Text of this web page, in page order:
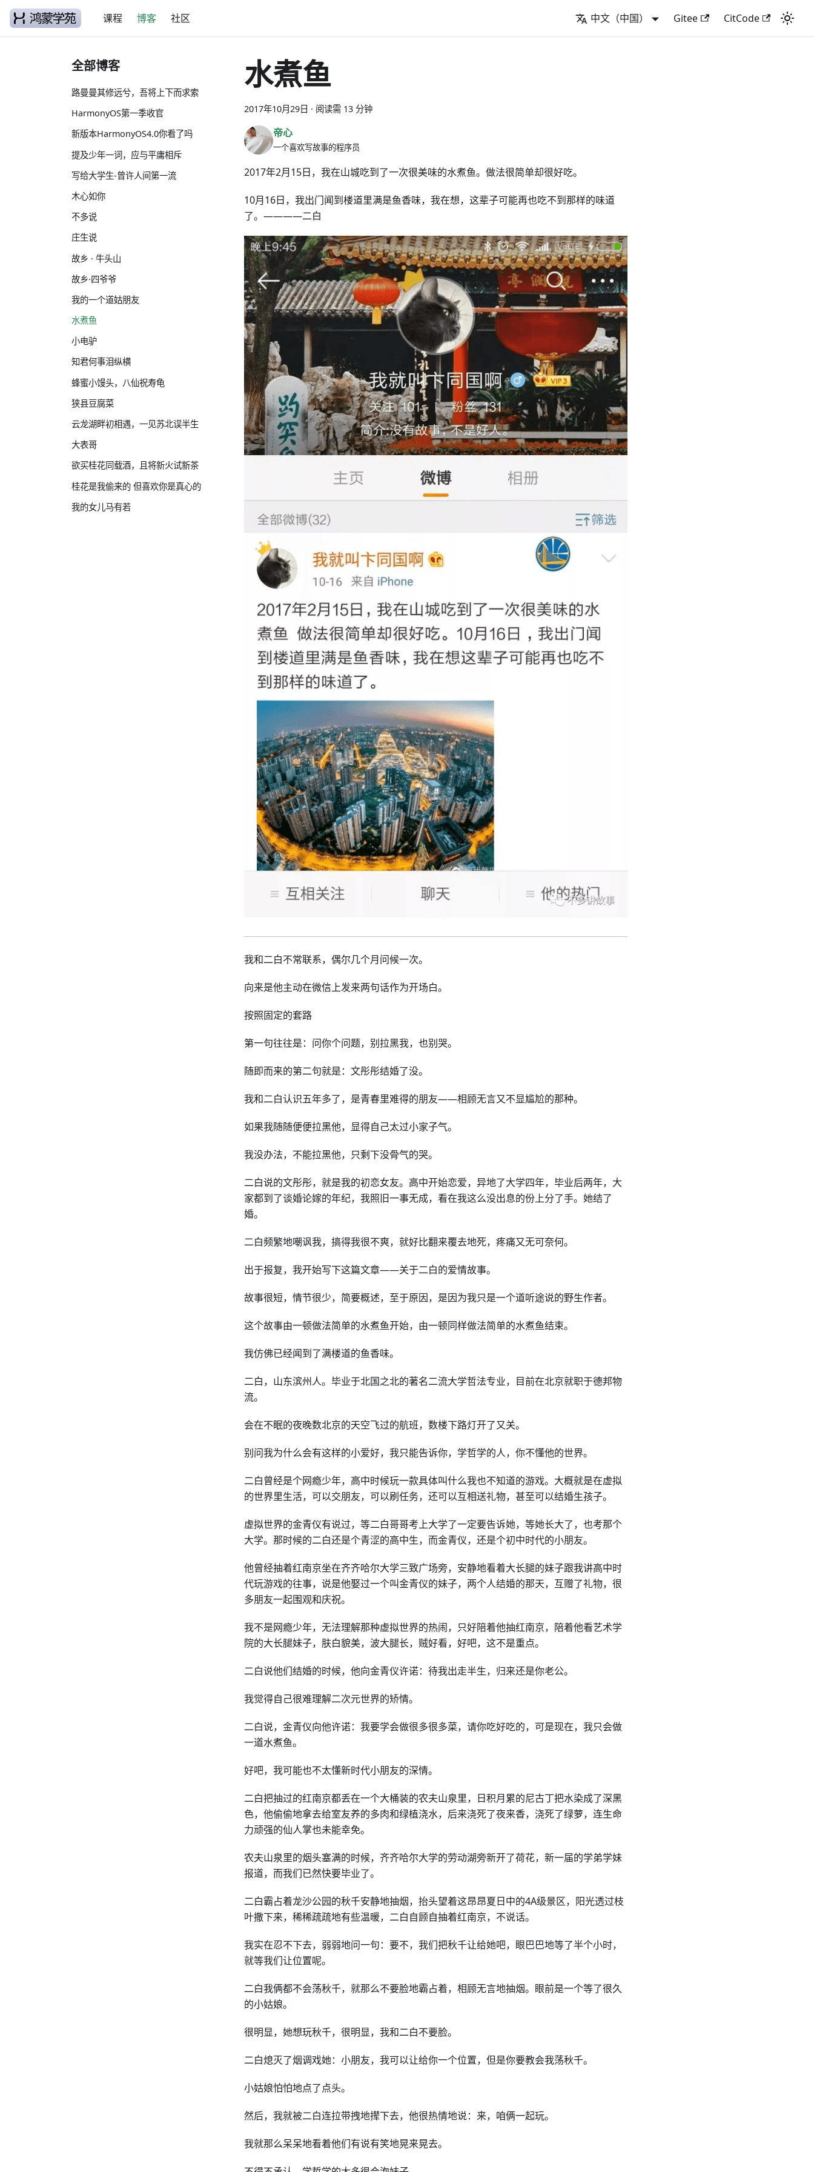
课程 博客 社区 中文（中国） Gitee CitCode
全部博客
路曼曼其修远兮，吾将上下而求索
HarmonyOS第一季收官
新版本HarmonyOS4.0你看了吗
提及少年一词，应与平庸相斥
写给大学生-曾许人间第一流
木心如你
不多说
庄生说
故乡 · 牛头山
故乡·四爷爷
我的一个道姑朋友
水煮鱼
小电驴
知君何事泪纵横
蜂蜜小馒头，八仙祝寿龟
狭县豆腐菜
云龙湖畔初相遇，一见苏北误半生
大表哥
欲买桂花同载酒，且将新火试新茶
桂花是我偷来的 但喜欢你是真心的
我的女儿马有若
水煮鱼
2017年10月29日 · 阅读需 13 分钟
帝心
一个喜欢写故事的程序员
2017年2月15日，我在山城吃到了一次很美味的水煮鱼。做法很简单却很好吃。
10月16日，我出门闻到楼道里满是鱼香味，我在想，这辈子可能再也吃不到那样的味道
了。————二白
我和二白不常联系，偶尔几个月问候一次。
向来是他主动在微信上发来两句话作为开场白。
按照固定的套路
第一句往往是：问你个问题，别拉黑我，也别哭。
随即而来的第二句就是：文彤彤结婚了没。
我和二白认识五年多了，是青春里难得的朋友——相顾无言又不显尴尬的那种。
如果我随随便便拉黑他，显得自己太过小家子气。
我没办法，不能拉黑他，只剩下没骨气的哭。
二白说的文彤彤，就是我的初恋女友。高中开始恋爱，异地了大学四年，毕业后两年，大
家都到了谈婚论嫁的年纪，我照旧一事无成，看在我这么没出息的份上分了手。她结了
婚。
二白频繁地嘲讽我，搞得我很不爽，就好比翻来覆去地死，疼痛又无可奈何。
出于报复，我开始写下这篇文章——关于二白的爱情故事。
故事很短，情节很少，简要概述，至于原因，是因为我只是一个道听途说的野生作者。
这个故事由一顿做法简单的水煮鱼开始，由一顿同样做法简单的水煮鱼结束。
我仿佛已经闻到了满楼道的鱼香味。
二白，山东滨州人。毕业于北国之北的著名二流大学哲法专业，目前在北京就职于德邦物
流。
会在不眠的夜晚数北京的天空飞过的航班，数楼下路灯开了又关。
别问我为什么会有这样的小爱好，我只能告诉你，学哲学的人，你不懂他的世界。
二白曾经是个网瘾少年，高中时候玩一款具体叫什么我也不知道的游戏。大概就是在虚拟
的世界里生活，可以交朋友，可以刷任务，还可以互相送礼物，甚至可以结婚生孩子。
虚拟世界的金青仪有说过，等二白哥哥考上大学了一定要告诉她，等她长大了，也考那个
大学。那时候的二白还是个青涩的高中生，而金青仪，还是个初中时代的小朋友。
他曾经抽着红南京坐在齐齐哈尔大学三致广场旁，安静地看着大长腿的妹子跟我讲高中时
代玩游戏的往事，说是他娶过一个叫金青仪的妹子，两个人结婚的那天，互赠了礼物，很
多朋友一起围观和庆祝。
我不是网瘾少年，无法理解那种虚拟世界的热闹，只好陪着他抽红南京，陪着他看艺术学
院的大长腿妹子，肤白貌美，波大腿长，贼好看，好吧，这不是重点。
二白说他们结婚的时候，他向金青仪许诺：待我出走半生，归来还是你老公。
我觉得自己很难理解二次元世界的矫情。
二白说，金青仪向他许诺：我要学会做很多很多菜，请你吃好吃的，可是现在，我只会做
一道水煮鱼。
好吧，我可能也不太懂新时代小朋友的深情。
二白把抽过的红南京都丢在一个大桶装的农夫山泉里，日积月累的尼古丁把水染成了深黑
色，他偷偷地拿去给室友养的多肉和绿植浇水，后来浇死了夜来香，浇死了绿萝，连生命
力顽强的仙人掌也未能幸免。
农夫山泉里的烟头塞满的时候，齐齐哈尔大学的劳动湖旁新开了荷花，新一届的学弟学妹
报道，而我们已然快要毕业了。
二白霸占着龙沙公园的秋千安静地抽烟，抬头望着这昂昂夏日中的4A级景区，阳光透过枝
叶撒下来，稀稀疏疏地有些温暖，二白自顾自抽着红南京，不说话。
我实在忍不下去，弱弱地问一句：要不，我们把秋千让给她吧，眼巴巴地等了半个小时，
就等我们让位置呢。
二白我俩都不会荡秋千，就那么不要脸地霸占着，相顾无言地抽烟。眼前是一个等了很久
的小姑娘。
很明显，她想玩秋千，很明显，我和二白不要脸。
二白熄灭了烟调戏她：小朋友，我可以让给你一个位置，但是你要教会我荡秋千。
小姑娘怕怕地点了点头。
然后，我就被二白连拉带拽地撵下去，他很热情地说：来，咱俩一起玩。
我就那么呆呆地看着他们有说有笑地晃来晃去。